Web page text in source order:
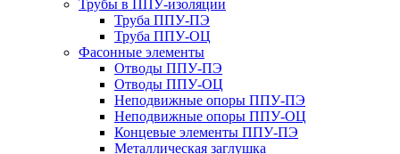
Трубы в ППУ-изоляции
Труба ППУ-ПЭ
Труба ППУ-ОЦ
Фасонные элементы
Отводы ППУ-ПЭ
Отводы ППУ-ОЦ
Неподвижные опоры ППУ-ПЭ
Неподвижные опоры ППУ-ОЦ
Концевые элементы ППУ-ПЭ
Металлическая заглушка